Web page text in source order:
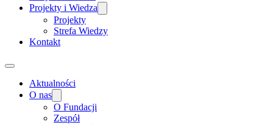
Projekty i Wiedza
Projekty
Strefa Wiedzy
Kontakt
Aktualności
O nas
O Fundacji
Zespół